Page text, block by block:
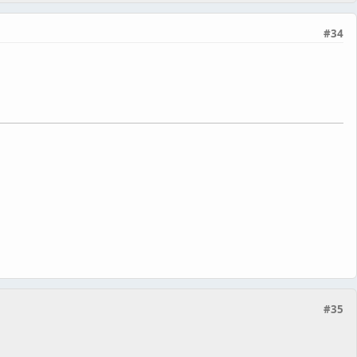
#34
#35